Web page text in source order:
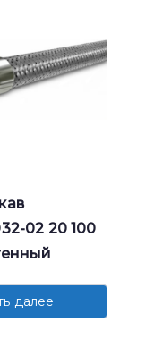
02 20 100
далее